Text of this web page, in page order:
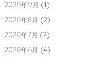
2020年9月 (1)
2020年8月 (2)
2020年7月 (2)
2020年6月 (4)